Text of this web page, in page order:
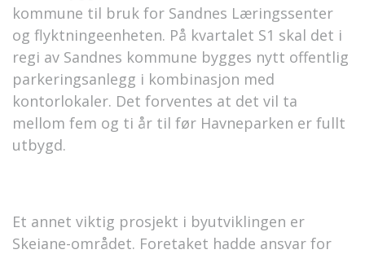
kommune til bruk for Sandnes Læringssenter
og flyktningeenheten. På kvartalet S1 skal det i
regi av Sandnes kommune bygges nytt offentlig
parkeringsanlegg i kombinasjon med
kontorlokaler. Det forventes at det vil ta
mellom fem og ti år til før Havneparken er fullt
utbygd.
Et annet viktig prosjekt i byutviklingen er
Skeiane-området. Foretaket hadde ansvar for